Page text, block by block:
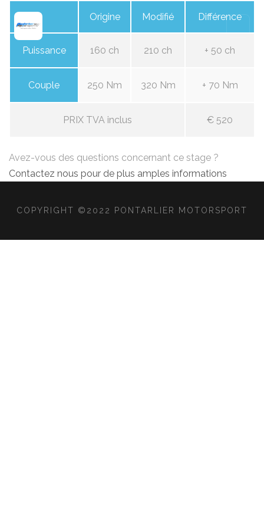
Origine Modifié Différence
Puissance 160 ch 210 ch + 50 ch
Couple 250 Nm 320 Nm + 70 Nm
PRIX TVA inclus € 520
Avez-vous des questions concernant ce stage ?
Contactez nous pour de plus amples informations
COPYRIGHT ©2022 PONTARLIER MOTORSPORT